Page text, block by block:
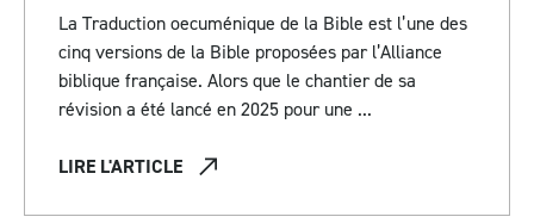
La Traduction oecuménique de la Bible est l’une des
cinq versions de la Bible proposées par l’Alliance
biblique française. Alors que le chantier de sa
révision a été lancé en 2025 pour une ...
LIRE L'ARTICLE